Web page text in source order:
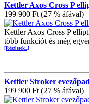
Kettler Axos Cross P
199 900 Ft (27 % áfával)
Kettler Axos Cross P
több funkciót és még
[Részletek...]
Kettler Stroker
199 900 Ft (27 % áfával)